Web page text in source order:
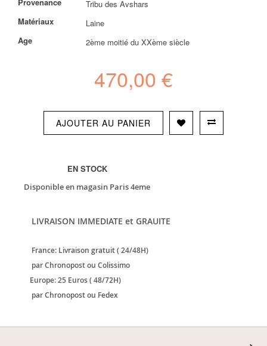
Provenance
Tribu des Avshars
Matériaux
Laine
Age
2ème moitié du XXème siècle
470,00 €
AJOUTER AU PANIER
EN STOCK
Disponible en magasin Paris 4eme
LIVRAISON IMMEDIATE et GRAUITE
France: Livraison gratuit ( 24/48H)
par Chronopost ou Colissimo
Europe: 25 Euros ( 48/72H)
par Chronopost ou Fedex